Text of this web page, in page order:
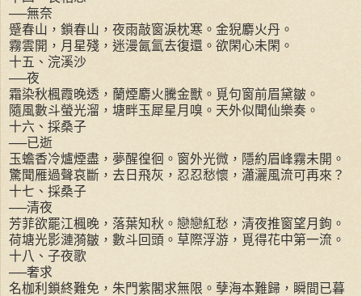
──無奈
蹙春山，鎖春山，夜雨敲窗淚枕寒。金猊麝火丹。
霧雲開，月星殘，迷漫氤氳去復還。欲閑心未閑。
十五、浣溪沙
──夜
霜染秋楓霞晚透，蘭煙麝火騰金獸。覓句窗前眉黛皺。
隨風數斗螢光溜，塘畔玉犀星月嗅。天外似聞仙樂奏。
十六、採桑子
──已逝
玉蟾香冷爐煙盡，夢醒徨徊。窗外光微，隱約眉峰霧未開。
驚聞雁過聲哀斷，去日飛灰，忍忍愁懷，瀟灑風流可再來？
十七、採桑子
──清夜
芳菲欲罷江楓晚，落葉知秋。戀戀紅愁，清夜推窗望月鉤。
荷塘光影漣漪皺，數斗回頭。草際浮游，覓得花中第一流。
十八、子夜歌
──奢求
名枷利鎖終難免，朱門紫閣求無限。孽海本難歸，瞬間已暮